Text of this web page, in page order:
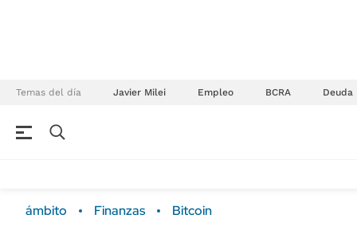
Temas del día Javier Milei Empleo BCRA Deuda
ámbito Finanzas Bitcoin